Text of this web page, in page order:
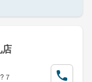
店
７